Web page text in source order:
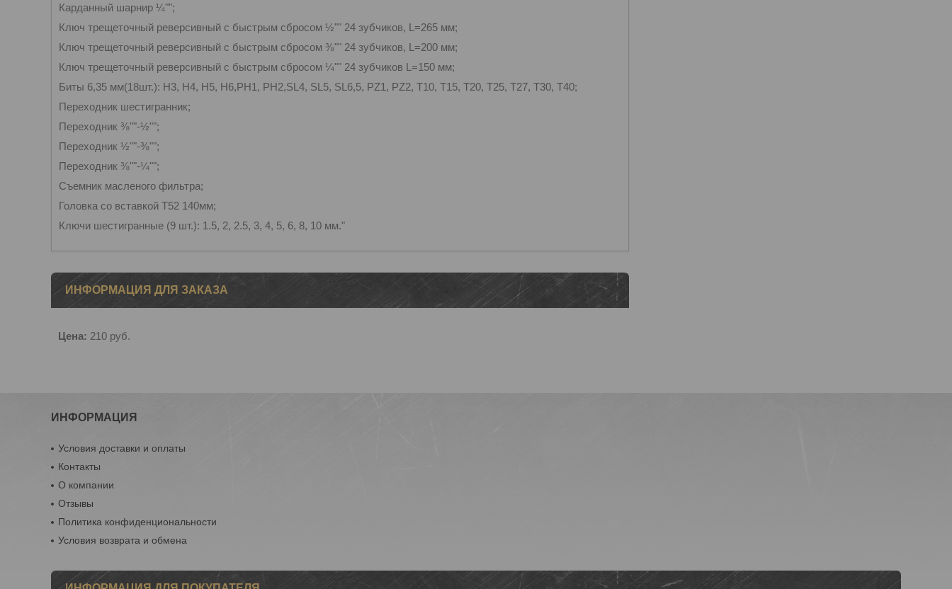
Карданный шарнир ¼"";
Ключ трещеточный реверсивный с быстрым сбросом ½"" 24 зубчиков, L=265 мм;
Ключ трещеточный реверсивный с быстрым сбросом ⅜"" 24 зубчиков, L=200 мм;
Ключ трещеточный реверсивный с быстрым сбросом ¼"" 24 зубчиков L=150 мм;
Биты 6,35 мм(18шт.): H3, H4, H5, H6,PH1, PH2,SL4, SL5, SL6,5, PZ1, PZ2, T10, T15, T20, T25, T27, T30, Т40;
Переходник шестигранник;
Переходник ⅜""-½"";
Переходник ½""-⅜"";
Переходник ⅜""-¼"";
Съемник масленого фильтра;
Головка со вставкой T52 140мм;
Ключи шестигранные (9 шт.): 1.5, 2, 2.5, 3, 4, 5, 6, 8, 10 мм."
ИНФОРМАЦИЯ ДЛЯ ЗАКАЗА
Цена: 210 руб.
ИНФОРМАЦИЯ
Условия доставки и оплаты
Контакты
О компании
Отзывы
Политика конфиденциональности
Условия возврата и обмена